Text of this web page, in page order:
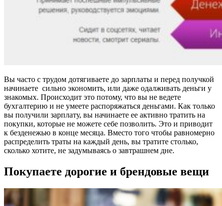
Вы часто с трудом дотягиваете до зарплаты и перед получкой
начинаете сильно экономить, или даже одалживать деньги у
знакомых. Происходит это потому, что вы не ведете
бухгалтерию и не умеете распоряжаться деньгами. Как только
вы получили зарплату, вы начинаете ее активно тратить на
покупки, которые не можете себе позволить. Это и приводит
к безденежью в конце месяца. Вместо того чтобы равномерно
распределить траты на каждый день, вы тратите столько,
сколько хотите, не задумываясь о завтрашнем дне.
Покупаете дорогие и брендовые вещи